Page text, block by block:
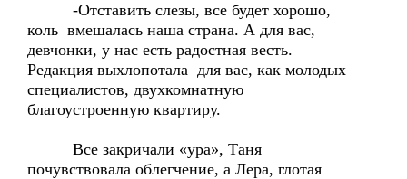
-Отставить слезы, все будет хорошо,
коль вмешалась наша страна. А для вас,
девчонки, у нас есть радостная весть.
Редакция выхлопотала для вас, как молодых
специалистов, двухкомнатную
благоустроенную квартиру.
Все закричали «ура», Таня
почувствовала облегчение, а Лера, глотая